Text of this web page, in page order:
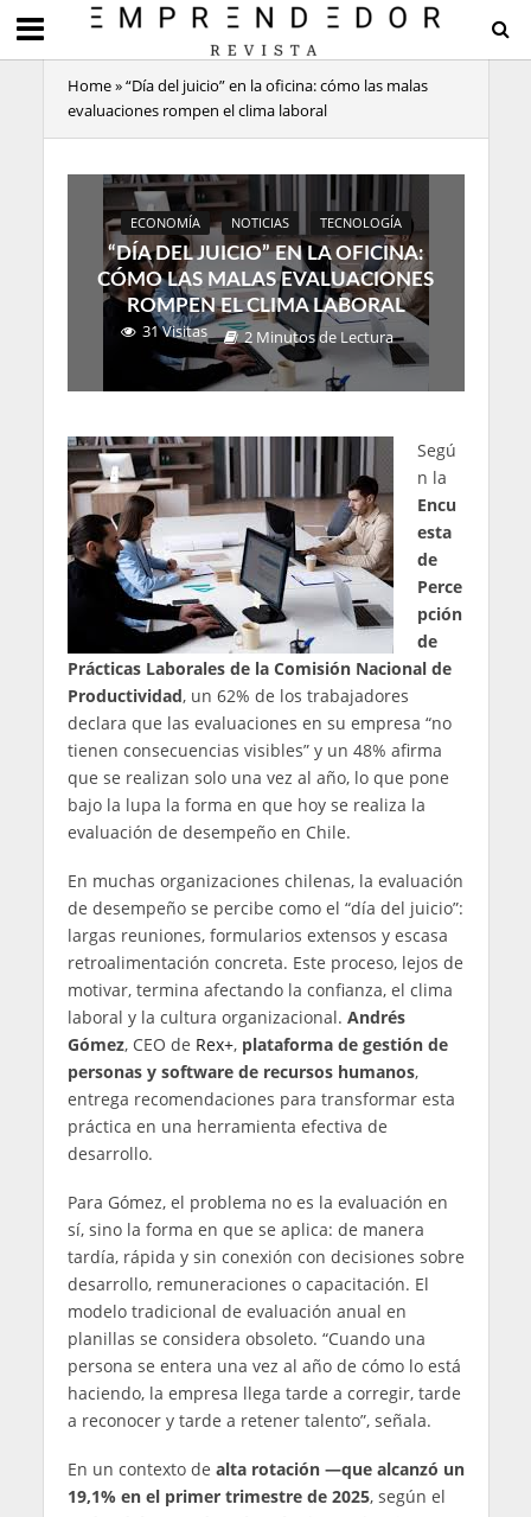
Home»“Día del juicio” en la oficina: cómo las malas
evaluaciones rompen el clima laboral
ECONOMÍA NOTICIAS TECNOLOGÍA
“DÍA DEL JUICIO” EN LA OFICINA:
CÓMO LAS MALAS EVALUACIONES
ROMPEN EL CLIMA LABORAL
31 Visitas
2 Minutos de Lectura
Segú
n la
Encu
esta
de
Perce
pción
de
Prácticas Laborales de la Comisión Nacional de
Productividad, un 62% de los trabajadores
declara que las evaluaciones en su empresa “no
tienen consecuencias visibles” y un 48% afirma
que se realizan solo una vez al año, lo que pone
bajo la lupa la forma en que hoy se realiza la
evaluación de desempeño en Chile.
En muchas organizaciones chilenas, la evaluación
de desempeño se percibe como el “día del juicio”:
largas reuniones, formularios extensos y escasa
retroalimentación concreta. Este proceso, lejos de
motivar, termina afectando la confianza, el clima
laboral y la cultura organizacional. Andrés
Gómez, CEO de Rex+, plataforma de gestión de
personas y software de recursos humanos,
entrega recomendaciones para transformar esta
práctica en una herramienta efectiva de
desarrollo.
Para Gómez, el problema no es la evaluación en
sí, sino la forma en que se aplica: de manera
tardía, rápida y sin conexión con decisiones sobre
desarrollo, remuneraciones o capacitación. El
modelo tradicional de evaluación anual en
planillas se considera obsoleto. “Cuando una
persona se entera una vez al año de cómo lo está
haciendo, la empresa llega tarde a corregir, tarde
a reconocer y tarde a retener talento”, señala.
En un contexto de alta rotación —que alcanzó un
19,1% en el primer trimestre de 2025, según el